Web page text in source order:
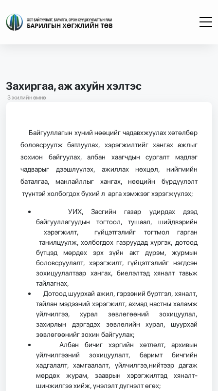
Захиргаа, аж ахуйн хэлтэс
3 жилийн өмнө
Байгууллагын хүний нөөцийг чадавхжуулах хөтөлбөр
боловсруулж батлуулах, хэрэгжилтийг хангах ажлыг
зохион байгуулах, албан хаагчдын сургалт мэдлэг
чадварыг дээшлүүлэх, ажиллах нөхцөл, нийгмийн
баталгаа, манлайллыг хангах, нөөцийн бүрдүүлэлт
түүнтэй холбогдох бүхий л арга хэмжээг хэрэгжүүлэх;
УИХ, Засгийн газар удирдах дээд
байгууллагуудын тогтоол, тушаал, шийдвэрийн
хэрэгжилт, гүйцэтгэлийг тогтмол гарган
танилцуулж, холбогдох газруудад хүргэх, дотоод
бүтцэд мөрдөх эрх зүйн акт дүрэм, журмын
боловсруулалт, хэрэгжилт, гүйцэтгэлийг нэгдсэн
зохицуулалтаар хангах, биелэлтэд хяналт тавьж
тайлагнах,
Дотоод шуурхай ажил, гэрээний бүртгэл, хяналт,
тайлан мэдээний хэрэгжилт, ахмад настны халамж
үйлчилгээ, хурал зөвлөгөөний зохицуулал,
захирлын дэргэдэх зөвлөлийн хурал, шуурхай
зөвлөгөөнийг зохин байгуулах;
Албан бичиг хэргийн хөтлөлт, архивын
үйлчилгээний зохицуулалт, баримт бичгийн
хадгалалт, хамгаалалт, үйлчилгээ,нийтээр дагаж
мөрдөх журам, зааврын хэрэгжилтэд хяналт-
шинжилгээ хийж, үнэлэлт дүгнэлт өгөх;